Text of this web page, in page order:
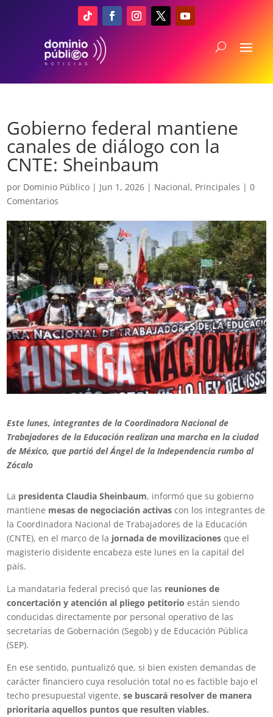
Gobierno federal mantiene
canales de diálogo con la
CNTE: Sheinbaum
por Dominio Público | Jun 1, 2026 | Nacional, Principales |0
Comentarios
Este lunes, integrantes de la Coordinadora Nacional de
Trabajadores de la Educación realizan una marcha en la ciudad
de México, que partió del Ángel de la Independencia rumbo al
Zócalo
La presidenta Claudia Sheinbaum, informó que su gobierno
mantiene mesas de negociación activas con los integrantes de
la Coordinadora Nacional de Trabajadores de la Educación
(CNTE), en el marco de la jornada de movilizaciones que el
magisterio disidente encabeza este lunes en la capital del
país.
La mandataria federal precisó que las reuniones de
concertación y atención al pliego petitorio están siendo
conducidas directamente por personal operativo de las
secretarías de Gobernación (Segob) y de Educación Pública
(SEP).
En ese sentido, puntualizó que, si bien existen demandas de
carácter financiero cuya resolución total no es factible bajo el
techo presupuestal vigente,se buscará resolver de manera
prioritaria aquellos puntos que resulten viables.